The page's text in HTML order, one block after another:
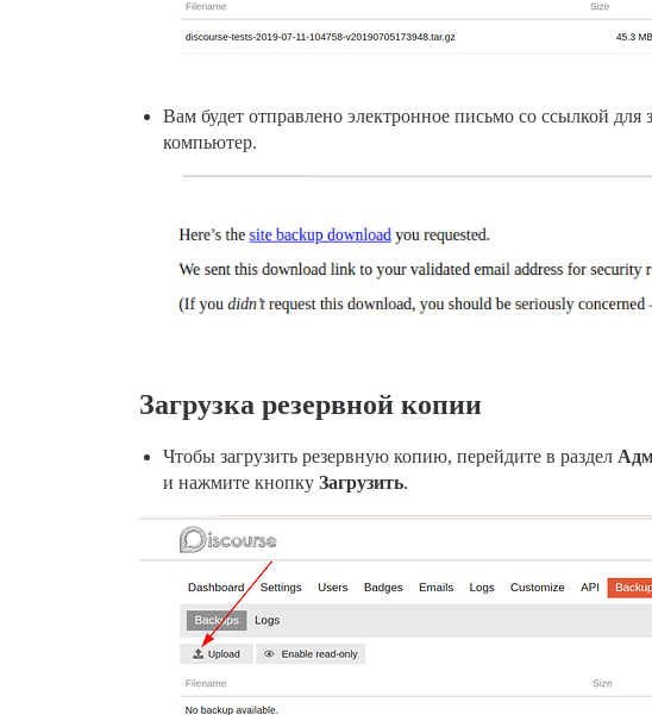
Вам будет отправлено электронное письмо со ссылкой
компьютер.
Загрузка резервной копии
Чтобы загрузить резервную копию, перейдите в раздел
и нажмите кнопку Загрузить.